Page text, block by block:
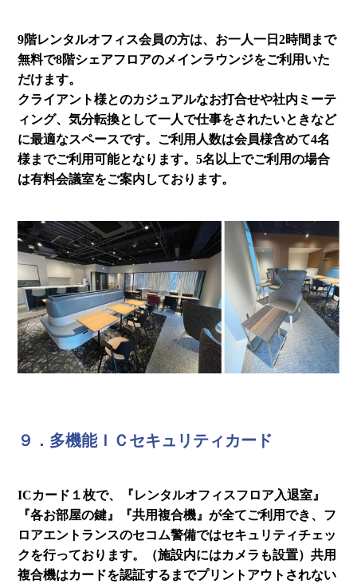
9階レンタルオフィス会員の方は、お一人一日2時間まで
無料で8階シェアフロアのメインラウンジをご利用いた
だけます。
クライアント様とのカジュアルなお打合せや社内ミーテ
ィング、気分転換として一人で仕事をされたいときなど
に最適なスペースです。ご利用人数は会員様含めて4名
様までご利用可能となります。5名以上でご利用の場合
は有料会議室をご案内しております。
９．多機能ＩＣセキュリティカード
ICカード１枚で、『レンタルオフィスフロア入退室』
『各お部屋の鍵』『共用複合機』が全てご利用でき、フ
ロアエントランスのセコム警備ではセキュリティチェッ
クを行っております。（施設内にはカメラも設置）共用
複合機はカードを認証するまでプリントアウトされない